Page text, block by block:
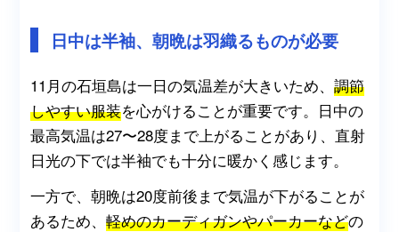
日中は半袖、朝晩は羽織るものが必要
11月の石垣島は一日の気温差が大きいため、調節
しやすい服装を心がけることが重要です。日中の
最高気温は27〜28度まで上がることがあり、直射
日光の下では半袖でも十分に暖かく感じます。
一方で、朝晩は20度前後まで気温が下がることが
あるため、軽めのカーディガンやパーカーなどの